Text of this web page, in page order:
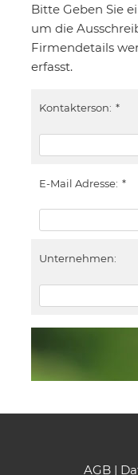
Bitte Geben Sie
um die
Firmendetails
erfasst.
Kontakterson: *
E-Mail Adresse: *
Unternehmen:
AGB |